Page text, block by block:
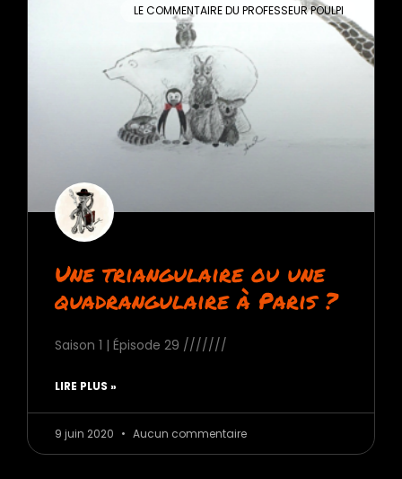
LE COMMENTAIRE DU PROFESSEUR POULPI
Une triangulaire ou une
quadrangulaire à Paris ?
Saison 1 | Épisode 29 ///////
LIRE PLUS »
9 juin 2020 Aucun commentaire